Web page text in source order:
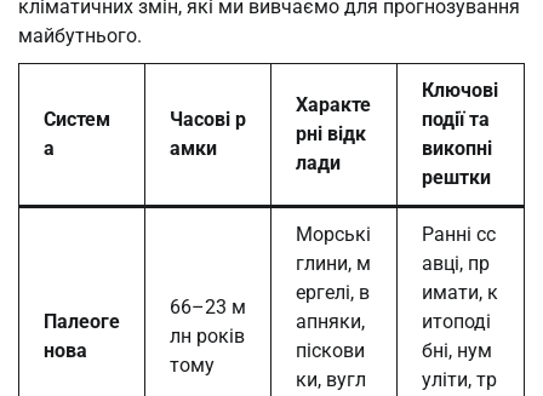
кліматичних змін, які ми вивчаємо для прогнозування
майбутнього.
Систем
а
Часові р
амки
Характе
рні відк
лади
Ключові
події та
викопні
рештки
Палеоге
нова
66–23 м
лн років
тому
Морські
глини, м
ергелі, в
апняки,
піскови
ки, вугл
Ранні сс
авці, пр
имати, к
итоподі
бні, нум
уліти, тр